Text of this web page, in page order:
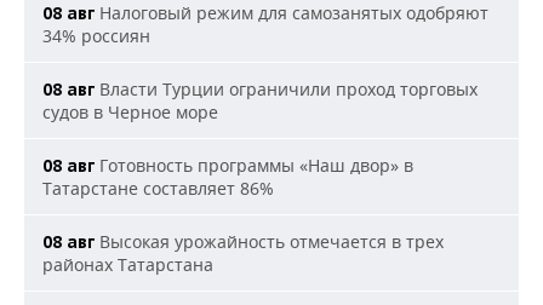
08 авг Налоговый режим для самозанятых одобряют
34% россиян
08 авг Власти Турции ограничили проход торговых
судов в Черное море
08 авг Готовность программы «Наш двор» в
Татарстане составляет 86%
08 авг Высокая урожайность отмечается в трех
районах Татарстана